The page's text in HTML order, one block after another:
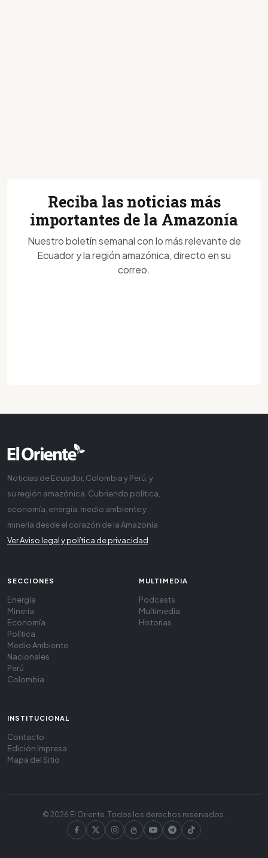
Reciba las noticias más
importantes de la Amazonía
Nuestro boletín semanal con lo más relevante de
Ecuador y la región amazónica, directo en su
correo.
Noticias de Ecuador, Colombia y Perú, y
su región amazónica. Cubriendo política,
economía, energía, medio ambiente y
minería desde el corazón de la Amazonía
Ver Aviso legal y política de privacidad
SECCIONES
Energía
Minería
Economía
Política
Medio Ambiente
Nacionales
Perú
Colombia
MULTIMEDIA
Podcasts
Multimedia
Historias
INSTITUCIONAL
Contacto
Edición Impresa
Mapa del Sitio
© 2026 El Oriente. Todos los derechos reservados.